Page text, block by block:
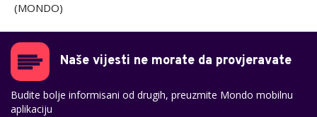
(MONDO)
Naše vijesti ne morate da provjeravate
Budite bolje informisani od drugih, preuzmite Mondo mobilnu
aplikaciju